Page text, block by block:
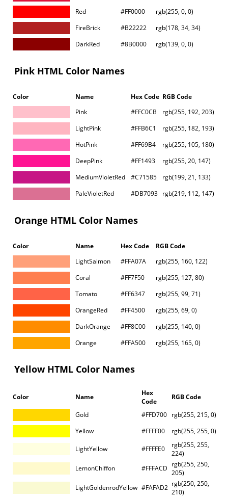
Red
#FF0000
rgb(255, 0, 0)
FireBrick
#B22222
rgb(178, 34, 34)
DarkRed
#8B0000 rgb(139, 0, 0)
Pink HTML Color Names
Color Name Hex Code RGB Code
Pink
#FFC0CB
rgb(255, 192, 203)
LightPink
#FFB6C1
rgb(255, 182, 193)
HotPink
#FF69B4
rgb(255, 105, 180)
DeepPink
#FF1493
rgb(255, 20, 147)
MediumVioletRed
#C71585
rgb(199, 21, 133)
PaleVioletRed
#DB7093 rgb(219, 112, 147)
Orange HTML Color Names
Color Name Hex Code
RGB Code
LightSalmon
#FFA07A
rgb(255, 160, 122)
Coral
#FF7F50
rgb(255, 127, 80)
Tomato
#FF6347
rgb(255, 99, 71)
OrangeRed
#FF4500
rgb(255, 69, 0)
DarkOrange
#FF8C00
rgb(255, 140, 0)
Orange
#FFA500 rgb(255, 165, 0)
Yellow HTML Color Names
Color Name
Hex
Code
RGB Code
Gold #FFD700 rgb(255, 215, 0)
Yellow
#FFFF00 rgb(255, 255, 0)
LightYellow #FFFFE0
rgb(255, 255,
224)
LemonChiffon
#FFFACD rgb(255, 250,
205)
LightGoldenrodYellow #FAFAD2 rgb(250, 250,
210)